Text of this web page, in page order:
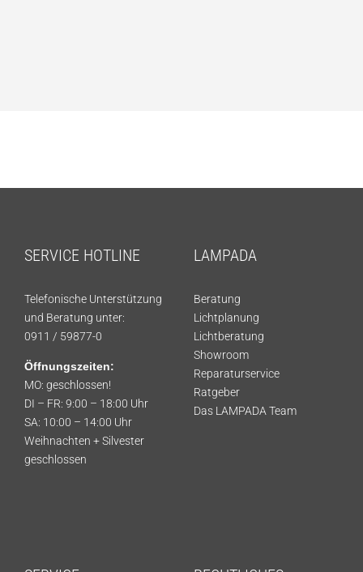
SERVICE HOTLINE
Telefonische Unterstützung
und Beratung unter:
0911 / 59877-0
Öffnungszeiten:
MO: geschlossen!
DI – FR: 9:00 – 18:00 Uhr
SA: 10:00 – 14:00 Uhr
Weihnachten + Silvester
geschlossen
LAMPADA
Beratung
Lichtplanung
Lichtberatung
Showroom
Reparaturservice
Ratgeber
Das LAMPADA Team